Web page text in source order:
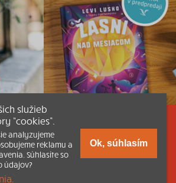
Dokumenty a články
Tlačená verzia Katechizmu
|
služieb
“cookies”.
analyzujeme
reklamu a
Súhlasíte so
údajov?
Ok, súhlasím